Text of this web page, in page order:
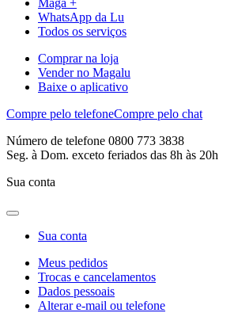
WhatsApp da Lu
Todos os serviços
Comprar na loja
Vender no Magalu
Baixe o aplicativo
Compre pelo telefoneCompre pelo chat
Número de telefone 0800 773 3838
Seg. à Dom. exceto feriados das 8h às 20h
Sua conta
Sua conta
Meus pedidos
Trocas e cancelamentos
Dados pessoais
Alterar e-mail ou telefone